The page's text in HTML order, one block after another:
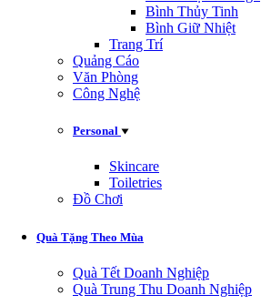
Bình Thủy Tinh
Bình Giữ Nhiệt
Trang Trí
Quảng Cáo
Văn Phòng
Công Nghệ
Personal
Skincare
Toiletries
Đồ Chơi
Quà Tặng Theo Mùa
Quà Tết Doanh Nghiệp
Quà Trung Thu Doanh Nghiệp